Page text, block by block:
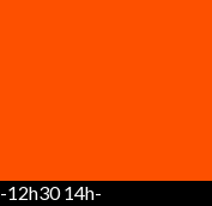
12h30 14h-